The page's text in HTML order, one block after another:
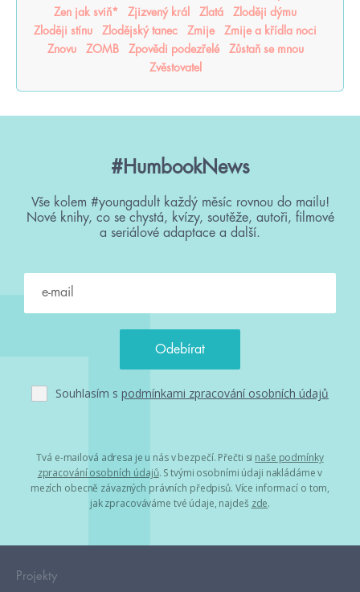
Zen jak sviň*
Zjizvený král Zlatá
Zloději dýmu
Zloději stínu
Zlodějský tanec Zmije
Zmije a křídla noci
Znovu
ZOMB Zpovědi podezřelé
Zůstaň se mnou
Zvěstovatel
#HumbookNews
Vše kolem #youngadult každý měsíc rovnou do mailu!
Nové knihy, co se chystá, kvízy, soutěže, autoři, filmové
a seriálové adaptace a další.
Souhlasím s podmínkami zpracování osobních údajů
Tvá e-mailová adresa je u nás v bezpečí. Přečti si naše podmínky
zpracování osobních údajů. S tvými osobními údaji nakládáme v
mezích obecně závazných právních předpisů. Více informací o tom,
jak zpracováváme tvé údaje, najdeš zde.
Projekty